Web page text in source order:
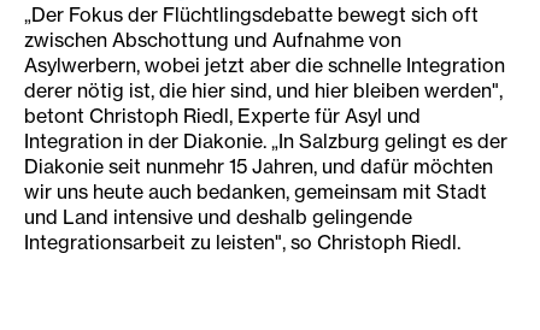
„Der Fokus der Flüchtlingsdebatte bewegt sich oft
zwischen Abschottung und Aufnahme von
Asylwerbern, wobei jetzt aber die schnelle Integration
derer nötig ist, die hier sind, und hier bleiben werden",
betont Christoph Riedl, Experte für Asyl und
Integration in der Diakonie. „In Salzburg gelingt es der
Diakonie seit nunmehr 15 Jahren, und dafür möchten
wir uns heute auch bedanken, gemeinsam mit Stadt
und Land intensive und deshalb gelingende
Integrationsarbeit zu leisten", so Christoph Riedl.